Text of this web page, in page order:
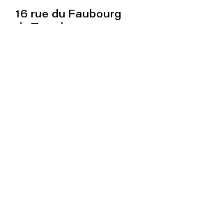
16 rue du Faubourg
du Temple